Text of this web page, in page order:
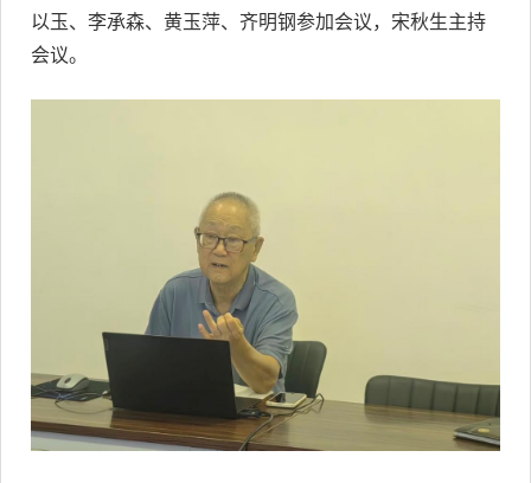
以玉、李承森、黄玉萍、齐明钢参加会议，宋秋生主持
会议。